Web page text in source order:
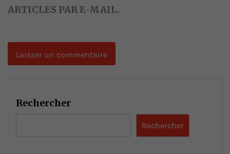
ARTICLES PAR E-MAIL.
Rechercher
Rechercher